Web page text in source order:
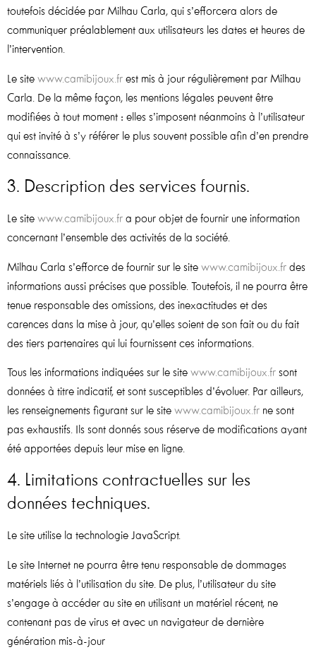
toutefois décidée par Milhau Carla, qui s’efforcera alors de
communiquer préalablement aux utilisateurs les dates et heures de
l’intervention.
Le site www.camibijoux.fr est mis à jour régulièrement par Milhau
Carla. De la même façon, les mentions légales peuvent être
modifiées à tout moment : elles s’imposent néanmoins à l’utilisateur
qui est invité à s’y référer le plus souvent possible afin d’en prendre
connaissance.
3. Description des services fournis.
Le site www.camibijoux.fr a pour objet de fournir une information
concernant l’ensemble des activités de la société.
Milhau Carla s’efforce de fournir sur le site www.camibijoux.fr des
informations aussi précises que possible. Toutefois, il ne pourra être
tenue responsable des omissions, des inexactitudes et des
carences dans la mise à jour, qu’elles soient de son fait ou du fait
des tiers partenaires qui lui fournissent ces informations.
Tous les informations indiquées sur le site www.camibijoux.fr sont
données à titre indicatif, et sont susceptibles d’évoluer. Par ailleurs,
les renseignements figurant sur le site www.camibijoux.fr ne sont
pas exhaustifs. Ils sont donnés sous réserve de modifications ayant
été apportées depuis leur mise en ligne.
4. Limitations contractuelles sur les
données techniques.
Le site utilise la technologie JavaScript.
Le site Internet ne pourra être tenu responsable de dommages
matériels liés à l’utilisation du site. De plus, l’utilisateur du site
s’engage à accéder au site en utilisant un matériel récent, ne
contenant pas de virus et avec un navigateur de dernière
génération mis-à-jour